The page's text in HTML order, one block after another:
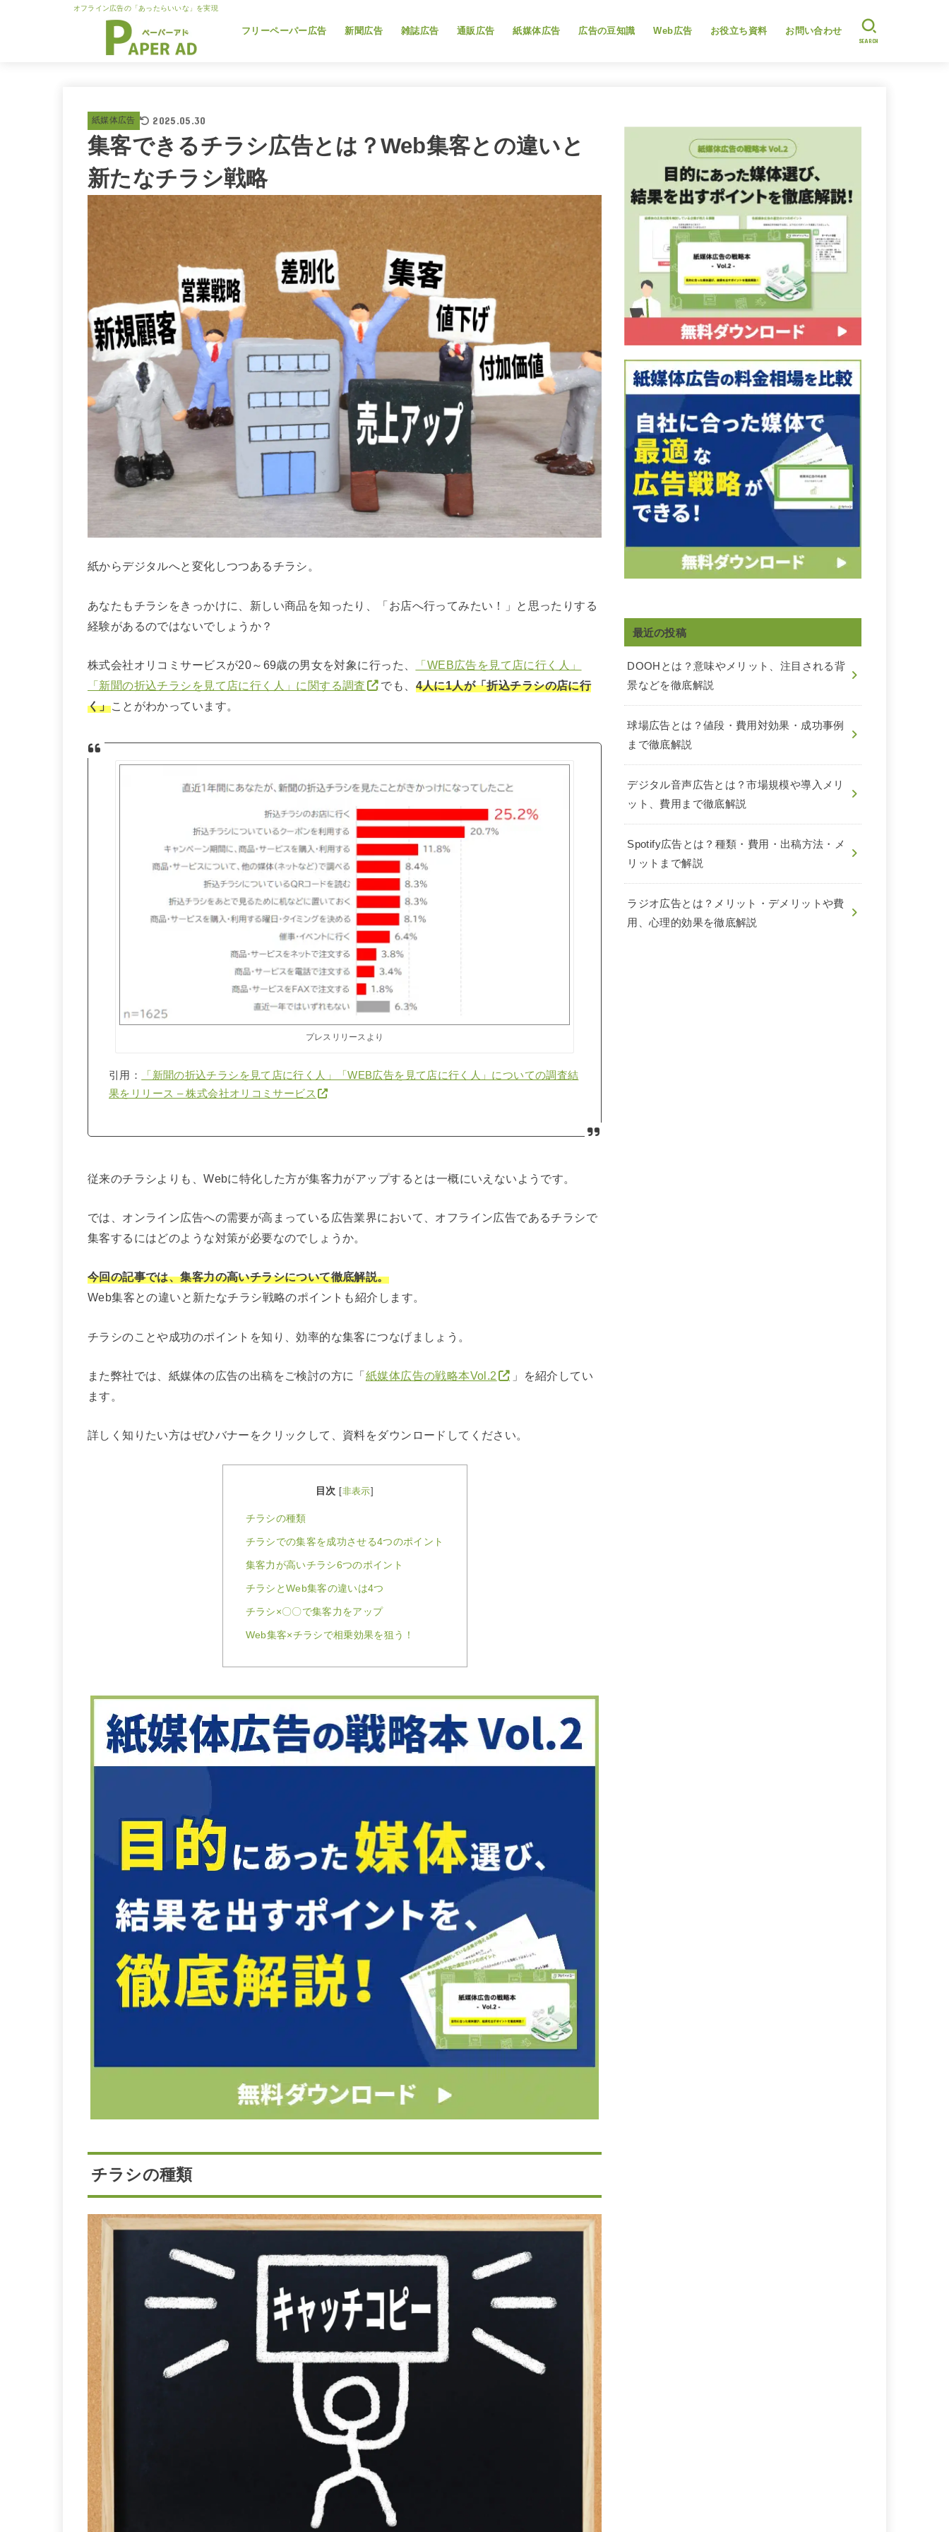
オフライン広告の「あったらいいな」を実現
フリーペーパー広告 新聞広告 雑誌広告 通販広告 紙媒体広告 広告の豆知識 Web広告 お役立ち資料 お問い合わせ
SEARCH
紙媒体広告 2025.05.30
集客できるチラシ広告とは？Web集客との違いと
新たなチラシ戦略
紙からデジタルへと変化しつつあるチラシ。
あなたもチラシをきっかけに、新しい商品を知ったり、「お店へ行ってみたい！」と思ったりする
経験があるのではないでしょうか？
株式会社オリコミサービスが20～69歳の男女を対象に行った、
「WEB広告を見て店に行く人」
「新聞の折込チラシを見て店に行く人」に関する調査
でも、 4人に1人が「折込チラシの店に行
く」ことがわかっています。
プレスリリースより
引用：
「新聞の折込チラシを見て店に行く人」「WEB広告を見て店に行く人」についての調査結
果をリリース – 株式会社オリコミサービス
従来のチラシよりも、Webに特化した方が集客力がアップするとは一概にいえないようです。
では、オンライン広告への需要が高まっている広告業界において、オフライン広告であるチラシで
集客するにはどのような対策が必要なのでしょうか。
今回の記事では、集客力の高いチラシについて徹底解説。
Web集客との違いと新たなチラシ戦略のポイントも紹介します。
チラシのことや成功のポイントを知り、効率的な集客につなげましょう。
また弊社では、紙媒体の広告の出稿をご検討の方に「紙媒体広告の戦略本Vol.2
」を紹介してい
ます。
詳しく知りたい方はぜひバナーをクリックして、資料をダウンロードしてください。
目次 [非表示]
チラシの種類
チラシでの集客を成功させる4つのポイント
集客力が高いチラシ6つのポイント
チラシとWeb集客の違いは4つ
チラシ×〇〇で集客力をアップ
Web集客×チラシで相乗効果を狙う！
チラシの種類
最近の投稿
DOOHとは？意味やメリット、注目される背
景などを徹底解説
球場広告とは？値段・費用対効果・成功事例
まで徹底解説
デジタル音声広告とは？市場規模や導入メリ
ット、費用まで徹底解説
Spotify広告とは？種類・費用・出稿方法・メ
リットまで解説
ラジオ広告とは？メリット・デメリットや費
用、心理的効果を徹底解説